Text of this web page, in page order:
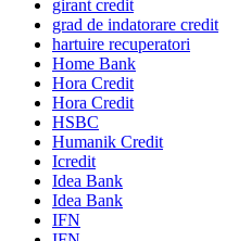
girant credit
grad de indatorare credit
hartuire recuperatori
Home Bank
Hora Credit
Hora Credit
HSBC
Humanik Credit
Icredit
Idea Bank
Idea Bank
IFN